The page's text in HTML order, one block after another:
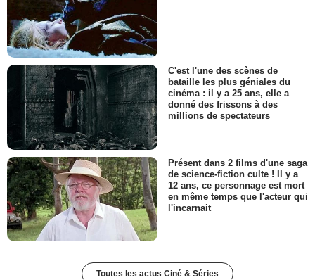
C'est l'une des scènes de
bataille les plus géniales du
cinéma : il y a 25 ans, elle a
donné des frissons à des
millions de spectateurs
Présent dans 2 films d'une saga
de science-fiction culte ! Il y a
12 ans, ce personnage est mort
en même temps que l'acteur qui
l'incarnait
Toutes les actus Ciné & Séries